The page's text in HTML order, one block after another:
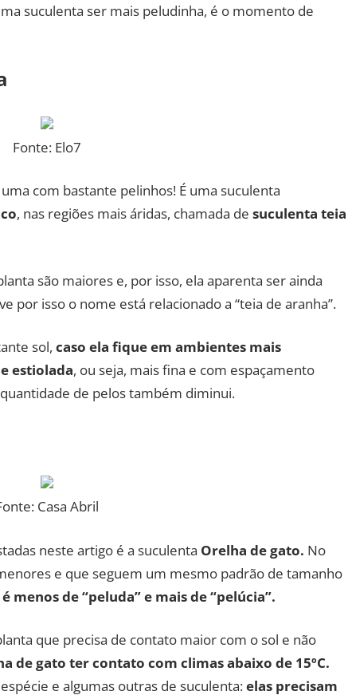
suculenta ser mais peludinha, é o momento de
Fonte: Elo7
com bastante pelinhos! É uma suculenta
, nas regiões mais áridas, chamada de suculenta teia
são maiores e, por isso, ela aparenta ser ainda
por isso o nome está relacionado a “teia de aranha”.
sol, caso ela fique em ambientes mais
estiolada, ou seja, mais fina e com espaçamento
de pelos também diminui.
Casa Abril
neste artigo é a suculenta Orelha de gato. No
e que seguem um mesmo padrão de tamanho
menos de “peluda” e mais de “pelúcia”.
que precisa de contato maior com o sol e não
de gato ter contato com climas abaixo de 15ºC.
e algumas outras de suculenta:elas precisam